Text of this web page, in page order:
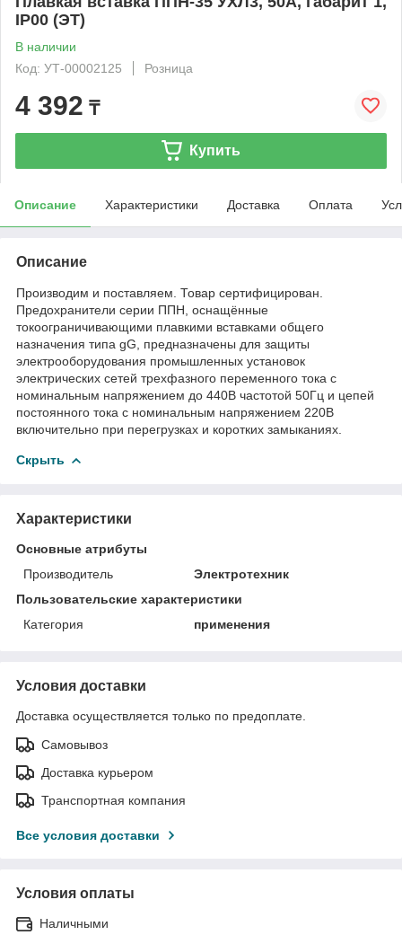
IP00 (ЭТ)
В наличии
Код: УТ-00002125
Розница
4 392 ₸
Купить
Описание Характеристики Доставка Оплата
Описание
Производим и поставляем. Товар сертифицирован.
Предохранители серии ППН, оснащённые
токоограничивающими плавкими вставками общего
назначения типа gG, предназначены для защиты
электрооборудования промышленных установок
электрических сетей трехфазного переменного тока с
номинальным напряжением до 440В частотой 50Гц и цепей
постоянного тока с номинальным напряжением 220В
включительно при перегрузках и коротких замыканиях.
Скрыть
Характеристики
Основные атрибуты
Производитель
Электротехник
Пользовательские характеристики
Категория
применения
Условия доставки
Доставка осуществляется только по предоплате.
Самовывоз
Доставка курьером
Транспортная компания
Все условия доставки
Условия оплаты
Наличными